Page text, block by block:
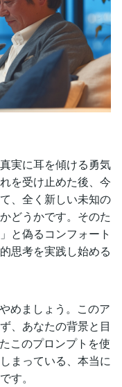
実に耳を傾ける勇気
を受け止めた後、今
、全く新しい未知の
どうかです。そのた
と偽るコンフォート
思考を実践し始める
めましょう。このア
、あなたの背景と目
このプロンプトを使
まっている、本当に
す。